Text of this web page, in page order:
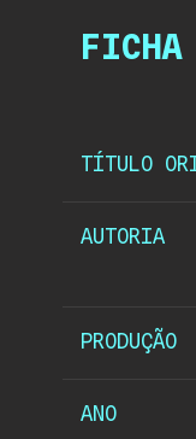
FICHA
TÍTULO
AUTORIA
PRODUÇÃO
ANO